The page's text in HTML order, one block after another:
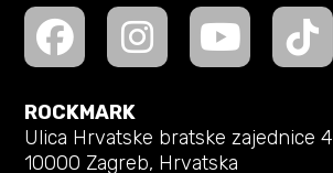
ROCKMARK
Ulica Hrvatske bratske zajednice 4
10000 Zagreb, Hrvatska